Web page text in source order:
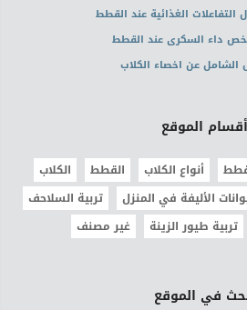
الغذائية عند القطط
داء السكرى عند القطط
الشامل عن اخصاء الكلاب
أقسام الموقع
أنواع الكلاب القطط
الكلاب
الأليفة في المنزل
تربية السلاحف
تربية طيور الزينة غير مصنف
في الموقع